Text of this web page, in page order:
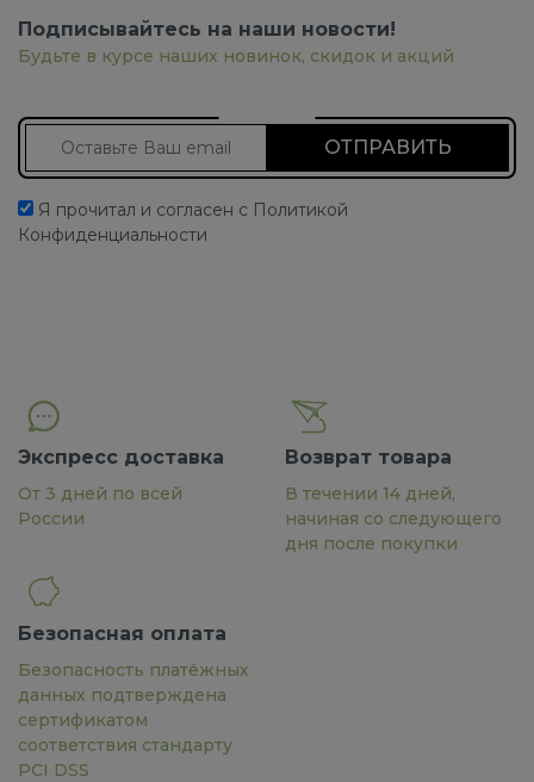
Подписывайтесь на наши новости!
Будьте в курсе наших новинок, скидок и акций
Я прочитал и согласен с Политикой
Конфиденциальности
Экспресс доставка
От 3 дней по всей
России
Возврат товара
В течении 14 дней,
начиная со следующего
дня после покупки
Безопасная оплата
Безопасность платёжных
данных подтверждена
сертификатом
соответствия стандарту
PCI DSS